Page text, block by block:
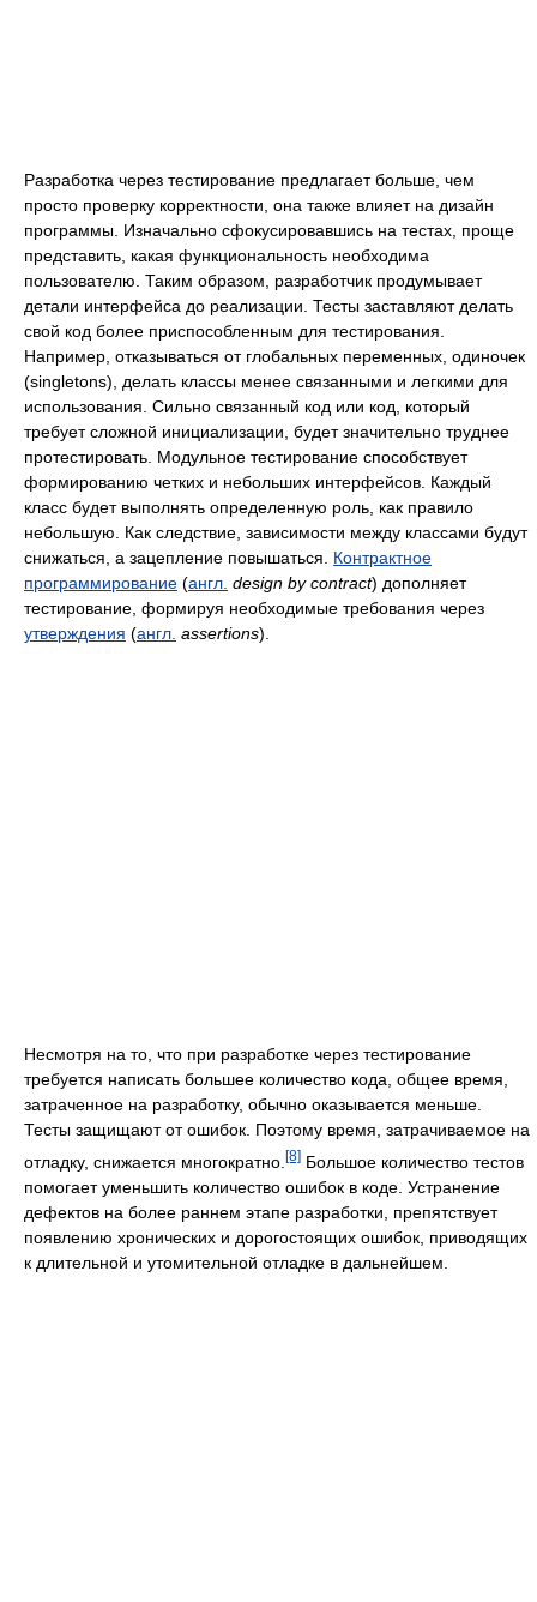
Разработка через тестирование предлагает больше, чем
просто проверку корректности, она также влияет на дизайн
программы. Изначально сфокусировавшись на тестах, проще
представить, какая функциональность необходима
пользователю. Таким образом, разработчик продумывает
детали интерфейса до реализации. Тесты заставляют делать
свой код более приспособленным для тестирования.
Например, отказываться от глобальных переменных, одиночек
(singletons), делать классы менее связанными и легкими для
использования. Сильно связанный код или код, который
требует сложной инициализации, будет значительно труднее
протестировать. Модульное тестирование способствует
формированию четких и небольших интерфейсов. Каждый
класс будет выполнять определенную роль, как правило
небольшую. Как следствие, зависимости между классами будут
снижаться, а зацепление повышаться. Контрактное
программирование (англ. design by contract) дополняет
тестирование, формируя необходимые требования через
утверждения (англ. assertions).
Несмотря на то, что при разработке через тестирование
требуется написать большее количество кода, общее время,
затраченное на разработку, обычно оказывается меньше.
Тесты защищают от ошибок. Поэтому время, затрачиваемое на
отладку, снижается многократно. [8] Большое количество тестов
помогает уменьшить количество ошибок в коде. Устранение
дефектов на более раннем этапе разработки, препятствует
появлению хронических и дорогостоящих ошибок, приводящих
к длительной и утомительной отладке в дальнейшем.